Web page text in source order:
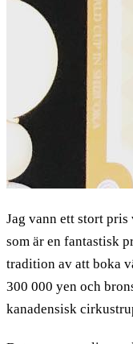
Jag vann ett stort
som är en fantastisk
tradition av att boka
300 000 yen och
kanadensisk